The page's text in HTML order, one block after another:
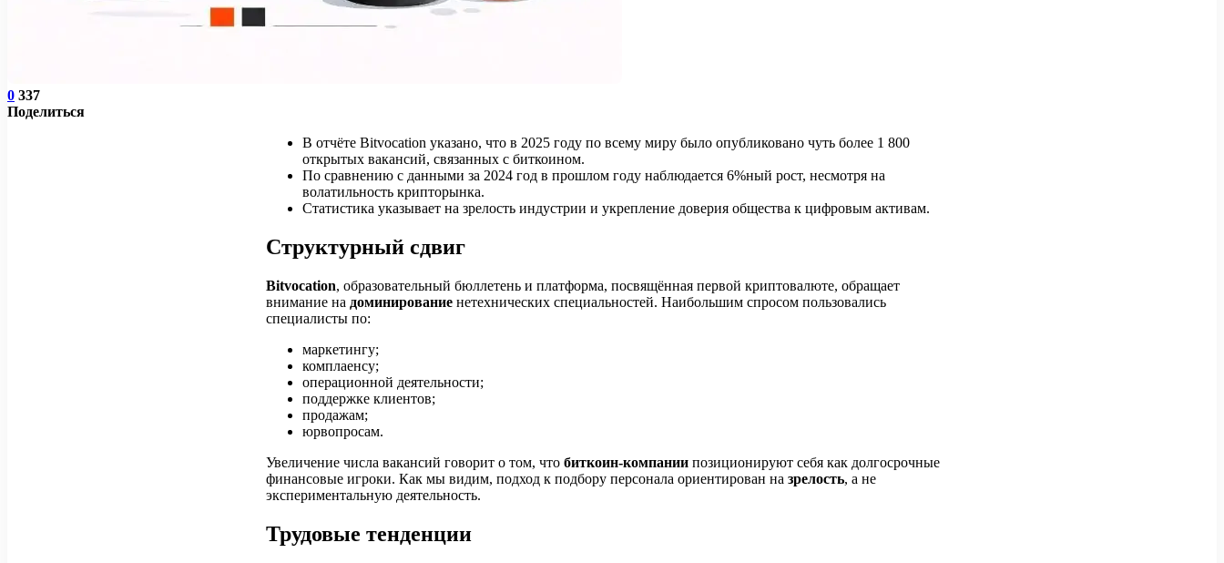
0 337
Поделиться
В отчёте Bitvocation указано, что в 2025 году по всему миру было опубликовано чуть более 1 800
открытых вакансий, связанных с биткоином.
По сравнению с данными за 2024 год в прошлом году наблюдается 6%ный рост, несмотря на
волатильность крипторынка.
Статистика указывает на зрелость индустрии и укрепление доверия общества к цифровым активам.
Структурный сдвиг
Bitvocation, образовательный бюллетень и платформа, посвящённая первой криптовалюте, обращает
внимание на доминирование нетехнических специальностей. Наибольшим спросом пользовались
специалисты по:
маркетингу;
комплаенсу;
операционной деятельности;
поддержке клиентов;
продажам;
юрвопросам.
Увеличение числа вакансий говорит о том, что биткоин-компании позиционируют себя как долгосрочные
финансовые игроки. Как мы видим, подход к подбору персонала ориентирован на зрелость, а не
экспериментальную деятельность.
Трудовые тенденции